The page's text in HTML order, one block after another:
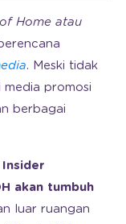
Home atau
. Meski tidak
media promosi
berbagai
Insider
akan tumbuh
luar ruangan